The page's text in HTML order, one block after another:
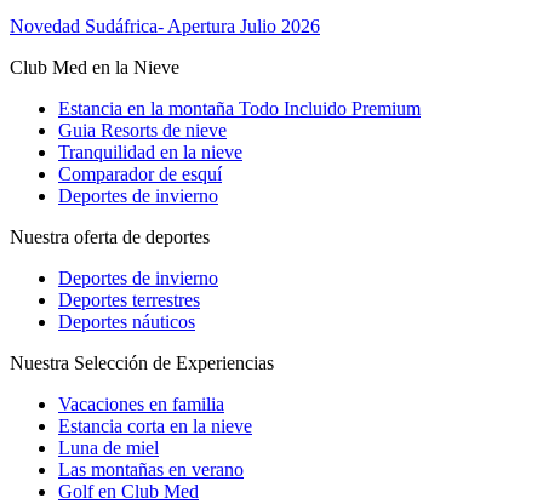
Novedad Sudáfrica- Apertura Julio 2026
Club Med en la Nieve
Estancia en la montaña Todo Incluido Premium
Guia Resorts de nieve
Tranquilidad en la nieve
Comparador de esquí
Deportes de invierno
Nuestra oferta de deportes
Deportes de invierno
Deportes terrestres
Deportes náuticos
Nuestra Selección de Experiencias
Vacaciones en familia
Estancia corta en la nieve
Luna de miel
Las montañas en verano
Golf en Club Med